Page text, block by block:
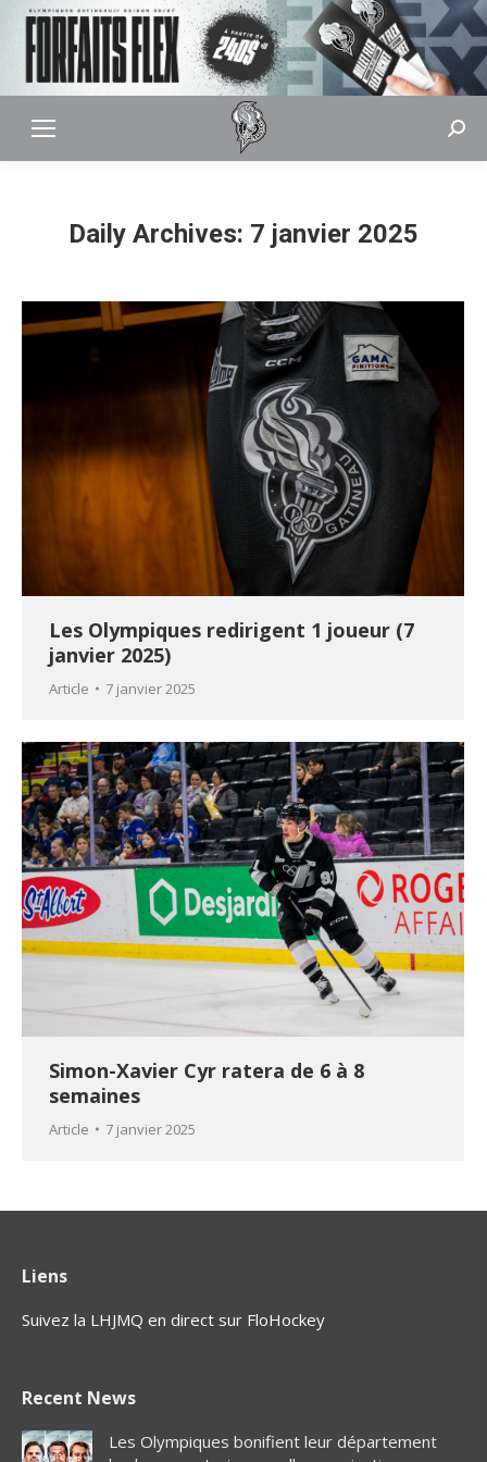
Daily Archives: 7 janvier 2025
Les Olympiques redirigent 1 joueur (7
janvier 2025)
Article 7 janvier 2025
Simon-Xavier Cyr ratera de 6 à 8
semaines
Article 7 janvier 2025
Liens
Suivez la LHJMQ en direct sur FloHockey
Recent News
Les Olympiques bonifient leur département